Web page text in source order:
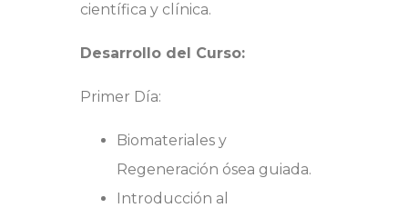
científica y clínica.
Desarrollo del Curso:
Primer Día:
Biomateriales y
Regeneración ósea guiada.
Introducción al